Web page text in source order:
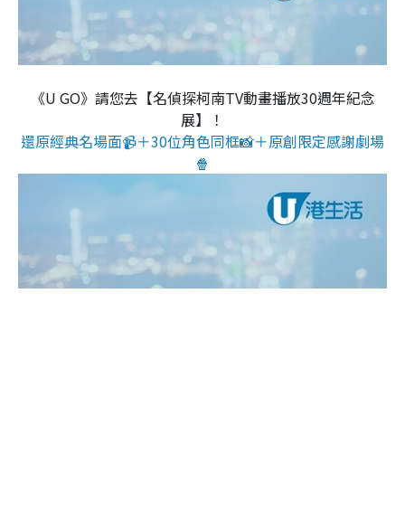
《U GO》請您去【名偵探柯南TV動畫播放30週年紀念
展】！
還原經典名場面📹＋30位角色同框📸＋原創限定感謝劇場
🍿